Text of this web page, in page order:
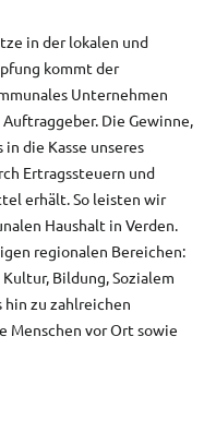
in der lokalen und
kommt der
Unternehmen
Die Gewinne,
die Kasse unseres
Ertragssteuern und
erhält. So leisten wir
Haushalt in Verden.
regionalen Bereichen:
Bildung, Sozialem
zu zahlreichen
Menschen vor Ort sowie